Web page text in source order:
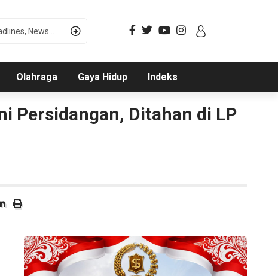
Olahraga Gaya Hidup Indeks
Persidangan, Ditahan di LP